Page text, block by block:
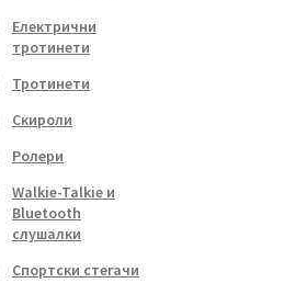
Електрични
тротинети
Тротинети
Скироли
Ролери
Walkie-Talkie и
Bluetooth
слушалки
Спортски стегачи